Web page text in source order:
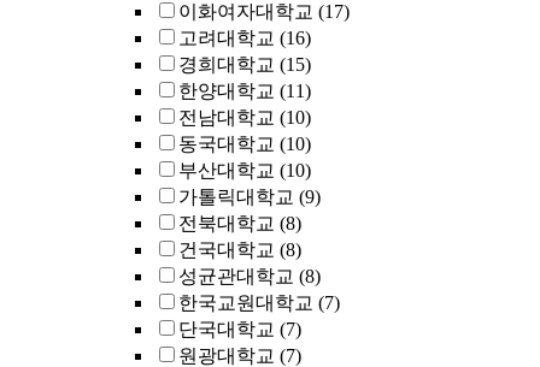
이화여자대학교 (17)
고려대학교 (16)
경희대학교 (15)
한양대학교 (11)
전남대학교 (10)
동국대학교 (10)
부산대학교 (10)
가톨릭대학교 (9)
전북대학교 (8)
건국대학교 (8)
성균관대학교 (8)
한국교원대학교 (7)
단국대학교 (7)
원광대학교 (7)